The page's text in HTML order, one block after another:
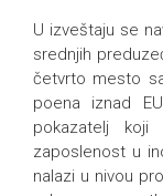
U izveštaju se
srednjih
četvrto mesto
poena iznad
pokazatelj
zaposlenost u
nalazi u nivou